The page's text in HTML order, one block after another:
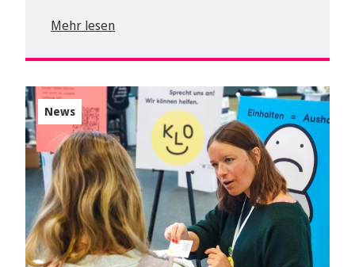
Mehr lesen
News